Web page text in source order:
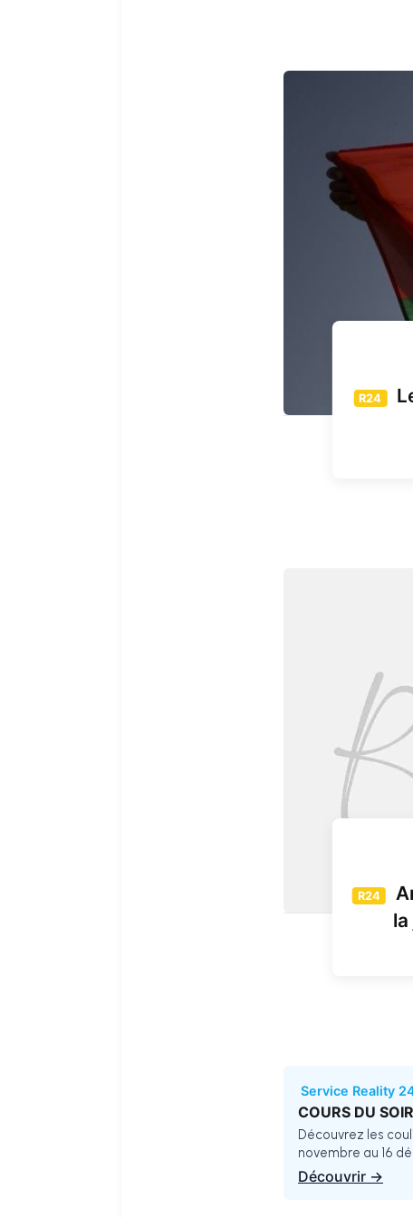
R24
R24
Service Reality
COURS DU SOIR
Découvrez les
novembre au 16
Découvrir →